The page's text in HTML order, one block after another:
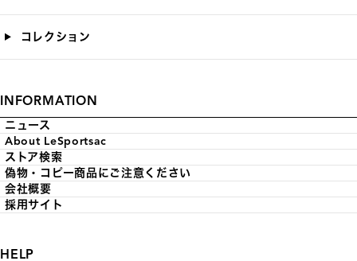
コレクション
INFORMATION
ニュース
About LeSportsac
ストア検索
偽物・コピー商品にご注意ください
会社概要
採用サイト
HELP